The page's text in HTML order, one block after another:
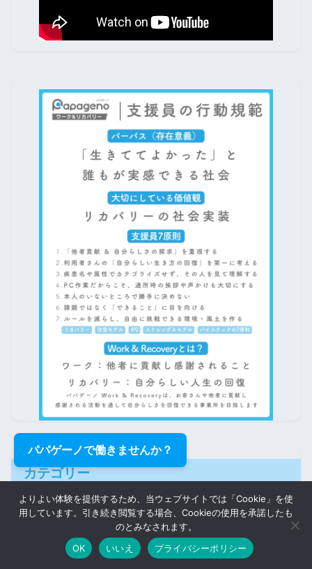
カテゴリー
100 Papageno Story 8
インタビュー 1
パパゲーノで働きませんか？
よりよい体験を提供するため、当ウェブサイトでは「Cookie」を使
用しています。引き続き閲覧する場合、Cookieの使用を承諾したも
のとみなされます。
OK
いいえ プライバシーポリシー